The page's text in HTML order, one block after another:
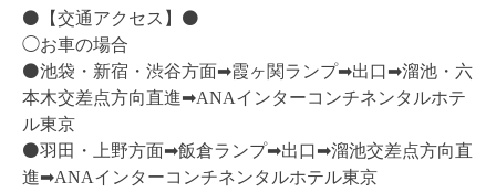
⚫️【交通アクセス】⚫️
◯お車の場合
⚫️池袋・新宿・渋谷方面➡︎霞ヶ関ランプ➡︎出口➡︎溜池・六
本木交差点方向直進➡︎ANAインターコンチネンタルホテ
ル東京
⚫️羽田・上野方面➡︎飯倉ランプ➡︎出口➡︎溜池交差点方向直
進➡︎ANAインターコンチネンタルホテル東京